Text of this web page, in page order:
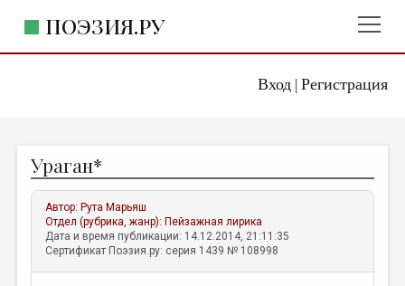
Вход| Регистрация
ПОЭЗИЯ.РУ
ЖАНРЫ
АВТОРЫ
КОММЕНТАРИИ
ЛИТСАЛОН
Ураган*
Автор: Рута Марьяш
Отдел (рубрика, жанр): Пейзажная лирика
Дата и время публикации: 14.12.2014, 21:11:35
Сертификат Поэзия.ру: серия 1439 № 108998